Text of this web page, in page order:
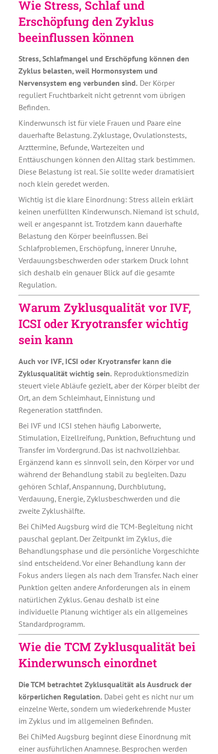
Wie Stress, Schlaf und
Erschöpfung den Zyklus
beeinflussen können
Stress, Schlafmangel und Erschöpfung können den
Zyklus belasten, weil Hormonsystem und
Nervensystem eng verbunden sind. Der Körper
reguliert Fruchtbarkeit nicht getrennt vom übrigen
Befinden.
Kinderwunsch ist für viele Frauen und Paare eine
dauerhafte Belastung. Zyklustage, Ovulationstests,
Arzttermine, Befunde, Wartezeiten und
Enttäuschungen können den Alltag stark bestimmen.
Diese Belastung ist real. Sie sollte weder dramatisiert
noch klein geredet werden.
Wichtig ist die klare Einordnung: Stress allein erklärt
keinen unerfüllten Kinderwunsch. Niemand ist schuld,
weil er angespannt ist. Trotzdem kann dauerhafte
Belastung den Körper beeinflussen. Bei
Schlafproblemen, Erschöpfung, innerer Unruhe,
Verdauungsbeschwerden oder starkem Druck lohnt
sich deshalb ein genauer Blick auf die gesamte
Regulation.
Warum Zyklusqualität vor IVF,
ICSI oder Kryotransfer wichtig
sein kann
Auch vor IVF, ICSI oder Kryotransfer kann die
Zyklusqualität wichtig sein. Reproduktionsmedizin
steuert viele Abläufe gezielt, aber der Körper bleibt der
Ort, an dem Schleimhaut, Einnistung und
Regeneration stattfinden.
Bei IVF und ICSI stehen häufig Laborwerte,
Stimulation, Eizellreifung, Punktion, Befruchtung und
Transfer im Vordergrund. Das ist nachvollziehbar.
Ergänzend kann es sinnvoll sein, den Körper vor und
während der Behandlung stabil zu begleiten. Dazu
gehören Schlaf, Anspannung, Durchblutung,
Verdauung, Energie, Zyklusbeschwerden und die
zweite Zyklushälfte.
Bei ChiMed Augsburg wird die TCM-Begleitung nicht
pauschal geplant. Der Zeitpunkt im Zyklus, die
Behandlungsphase und die persönliche Vorgeschichte
sind entscheidend. Vor einer Behandlung kann der
Fokus anders liegen als nach dem Transfer. Nach einer
Punktion gelten andere Anforderungen als in einem
natürlichen Zyklus. Genau deshalb ist eine
individuelle Planung wichtiger als ein allgemeines
Standardprogramm.
Wie die TCM Zyklusqualität bei
Kinderwunsch einordnet
Die TCM betrachtet Zyklusqualität als Ausdruck der
körperlichen Regulation. Dabei geht es nicht nur um
einzelne Werte, sondern um wiederkehrende Muster
im Zyklus und im allgemeinen Befinden.
Bei ChiMed Augsburg beginnt diese Einordnung mit
einer ausführlichen Anamnese. Besprochen werden